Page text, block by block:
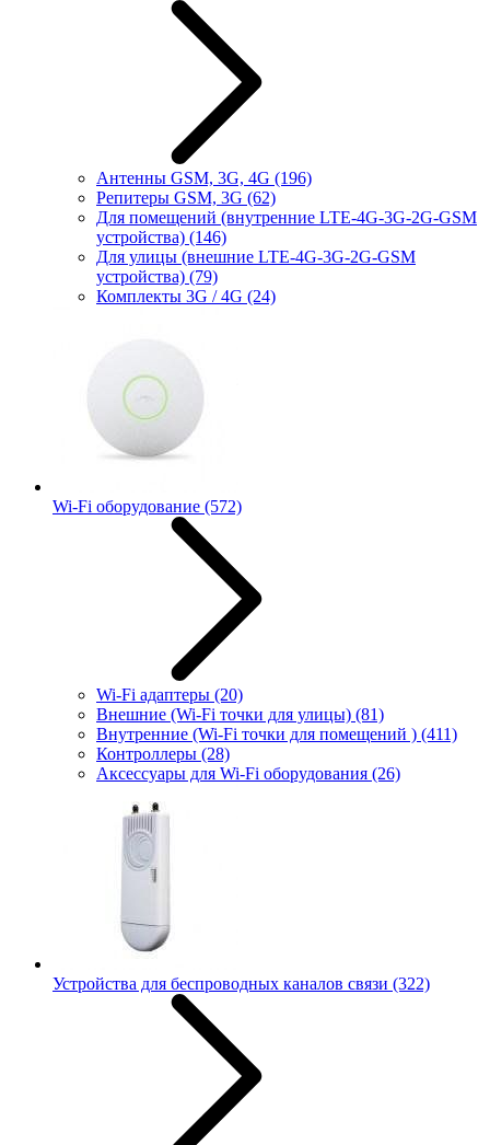
Антенны GSM, 3G, 4G (196)
Репитеры GSM, 3G (62)
Для помещений (внутренние LTE-4G-3G-2G-GSM
устройства) (146)
Для улицы (внешние LTE-4G-3G-2G-GSM
устройства) (79)
Комплекты 3G / 4G (24)
Wi-Fi оборудование (572)
Wi-Fi адаптеры (20)
Внешние (Wi-Fi точки для улицы) (81)
Внутренние (Wi-Fi точки для помещений ) (411)
Контроллеры (28)
Аксессуары для Wi-Fi оборудования (26)
Устройства для беспроводных каналов связи (322)